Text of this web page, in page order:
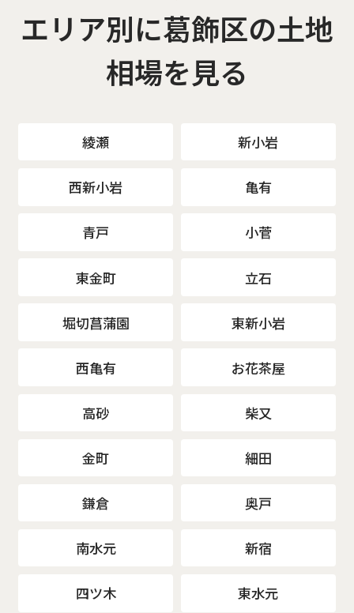
エリア別に葛飾区の土地
相場を見る
綾瀬 新小岩
西新小岩 亀有
青戸 小菅
東金町 立石
堀切菖蒲園 東新小岩
西亀有 お花茶屋
高砂 柴又
金町 細田
鎌倉 奥戸
南水元 新宿
四ツ木 東水元